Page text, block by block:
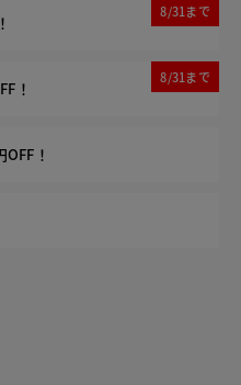
8/31まで
！
8/31まで
！